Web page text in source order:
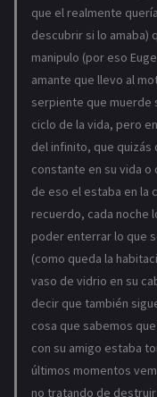
que el realmente
descubrir si lo amaba)
manipulo (por eso
amante que llevo al
serpiente que muerde
ciclo de la vida, pero
del infinito, que
constante en su vida o
de eso el estaba en la
recuerdo, cada noche
poder enterrar lo que
(como queda la
vaso de vidrio en su
decir que también
cosa que sabemos
con su amigo estaba
últimos momentos
no tratando de